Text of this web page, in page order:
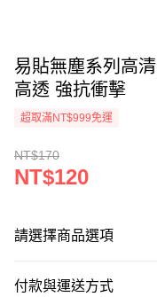
易貼無塵系列高
高透 強抗衝擊
超取滿NT$999免運
NT$170
NT$120
請選擇商品選項
付款與運送方式